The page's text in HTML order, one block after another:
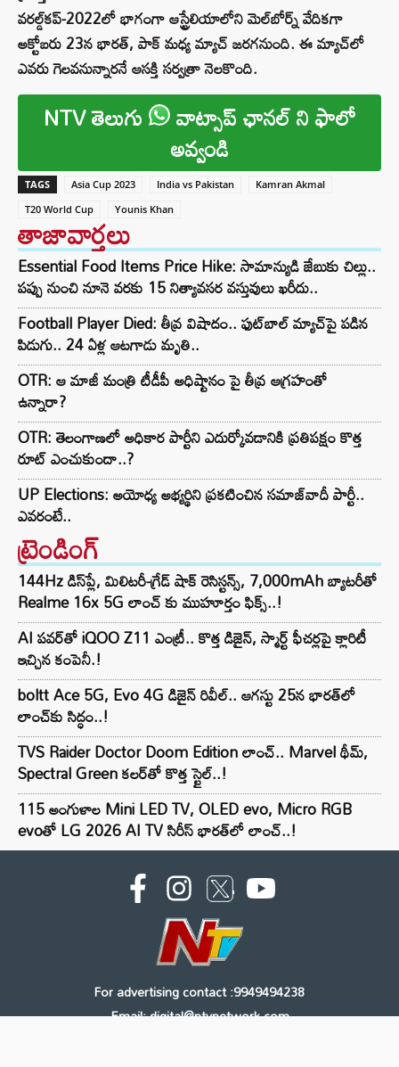
వరల్డ్‌కప్‌-2022లో భాగంగా ఆస్ట్రేలియాలోని మెల్‌బోర్న్‌ వేదికగా
అక్టోబరు 23న భారత్‌, పాక్‌ మధ్య మ్యాచ్ జరగనుంది. ఈ మ్యాచ్‌లో
ఎవరు గెలవనున్నారనే ఆసక్తి సర్వత్రా నెలకొంది.
NTV తెలుగు వాట్సాప్ ఛానల్ ని ఫాలో
అవ్వండి
TAGS Asia Cup 2023 India vs Pakistan
Kamran Akmal
T20 World Cup
Younis Khan
తాజావార్తలు
Essential Food Items Price Hike: సామాన్యుడి జేబుకు చిల్లు..
పప్పు నుంచి నూనె వరకు 15 నిత్యావసర వస్తువులు ఖరీదు..
Football Player Died: తీవ్ర విషాదం.. ఫుట్‌బాల్ మ్యాచ్‌పై పడిన
పిడుగు.. 24 ఏళ్ల ఆటగాడు మృతి..
OTR: ఆ మాజీ మంత్రి టీడీపీ అధిష్టానం పై తీవ్ర ఆగ్రహంతో
ఉన్నారా?
OTR: తెలంగాణలో అధికార పార్టీని ఎదుర్కోవడానికి ప్రతిపక్షం కొత్త
రూట్‌ ఎంచుకుందా..?
UP Elections: అయోధ్య అభ్యర్థిని ప్రకటించిన సమాజ్‌వాదీ పార్టీ..
ఎవరంటే..
ట్రెండింగ్‌
144Hz డిస్‌ప్లే, మిలిటరీ-గ్రేడ్ షాక్ రెసిస్టన్స్, 7,000mAh బ్యాటరీతో
Realme 16x 5G లాంచ్ కు ముహూర్తం ఫిక్స్..!
AI పవర్‌తో iQOO Z11 ఎంట్రీ.. కొత్త డిజైన్, స్మార్ట్ ఫీచర్లపై క్లారిటీ
ఇచ్చిన కంపెనీ.!
boltt Ace 5G, Evo 4G డిజైన్ రివీల్.. ఆగస్టు 25న భారత్‌లో
లాంచ్‌కు సిద్ధం..!
TVS Raider Doctor Doom Edition లాంచ్.. Marvel థీమ్,
Spectral Green కలర్‌తో కొత్త స్టైల్..!
115 అంగుళాల Mini LED TV, OLED evo, Micro RGB
evoతో LG 2026 AI TV సిరీస్ భారత్‌లో లాంచ్..!
For advertising contact :9949494238
Email: digital@ntvnetwork.com